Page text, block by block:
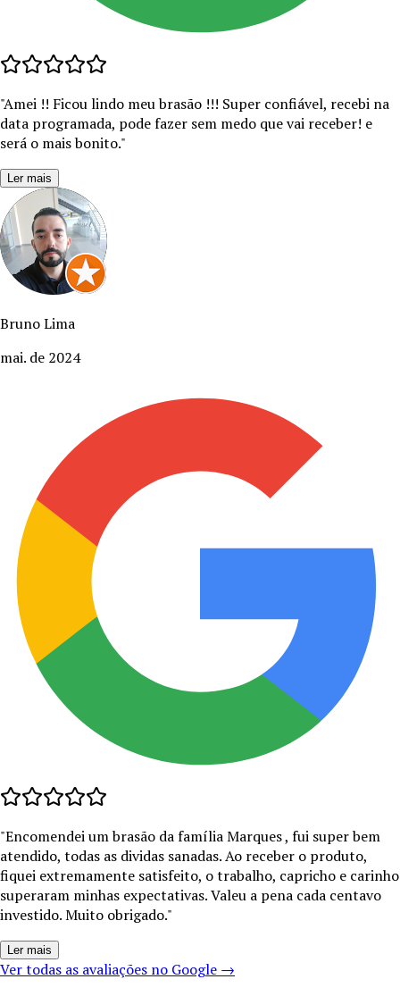
"Amei !! Ficou lindo meu brasão !!! Super confiável, recebi na
data programada, pode fazer sem medo que vai receber! e
será o mais bonito."
Ler mais
Bruno Lima
mai. de 2024
"Encomendei um brasão da família Marques , fui super bem
atendido, todas as dividas sanadas. Ao receber o produto,
fiquei extremamente satisfeito, o trabalho, capricho e carinho
superaram minhas expectativas. Valeu a pena cada centavo
investido. Muito obrigado."
Ler mais
Ver todas as avaliações no Google →